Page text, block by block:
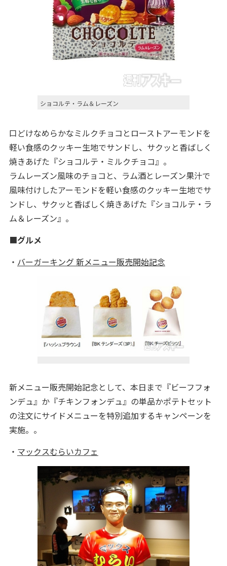
ショコルテ・ラム＆レーズン
口どけなめらかなミルクチョコとローストアーモンドを
軽い食感のクッキー生地でサンドし、サクッと香ばしく
焼きあげた『ショコルテ・ミルクチョコ』。
ラムレーズン風味のチョコと、ラム酒とレーズン果汁で
風味付けしたアーモンドを軽い食感のクッキー生地でサ
ンドし、サクッと香ばしく焼きあげた『ショコルテ・ラ
ム＆レーズン』。
■グルメ
・ バーガーキング 新メニュー販売開始記念
新メニュー販売開始記念として、本日まで『ビーフフォ
ンデュ』か『チキンフォンデュ』の単品かポテトセット
の注文にサイドメニューを特別追加するキャンペーンを
実施。。
・ マックスむらいカフェ